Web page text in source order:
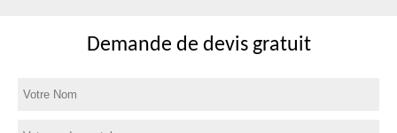
Demande de devis gratuit